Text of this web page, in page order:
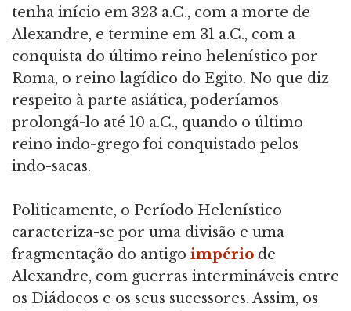
tenha início em 323 a.C., com a morte de
Alexandre, e termine em 31 a.C., com a
conquista do último reino helenístico por
Roma, o reino lagídico do Egito. No que diz
respeito à parte asiática, poderíamos
prolongá-lo até 10 a.C., quando o último
reino indo-grego foi conquistado pelos
indo-sacas.
Politicamente, o Período Helenístico
caracteriza-se por uma divisão e uma
fragmentação do antigo império de
Alexandre, com guerras intermináveis entre
os Diádocos e os seus sucessores. Assim, os